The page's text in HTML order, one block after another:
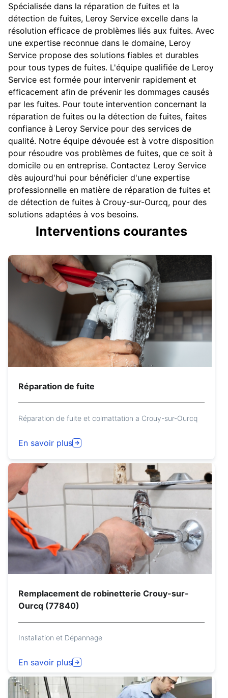
Spécialisée dans la réparation de fuites et la
détection de fuites, Leroy Service excelle dans la
résolution efficace de problèmes liés aux fuites. Avec
une expertise reconnue dans le domaine, Leroy
Service propose des solutions fiables et durables
pour tous types de fuites. L'équipe qualifiée de Leroy
Service est formée pour intervenir rapidement et
efficacement afin de prévenir les dommages causés
par les fuites. Pour toute intervention concernant la
réparation de fuites ou la détection de fuites, faites
confiance à Leroy Service pour des services de
qualité. Notre équipe dévouée est à votre disposition
pour résoudre vos problèmes de fuites, que ce soit à
domicile ou en entreprise. Contactez Leroy Service
dès aujourd'hui pour bénéficier d'une expertise
professionnelle en matière de réparation de fuites et
de détection de fuites à Crouy-sur-Ourcq, pour des
solutions adaptées à vos besoins.
Interventions courantes
Réparation de fuite
Réparation de fuite et colmattation a Crouy-sur-Ourcq
En savoir plus
Remplacement de robinetterie Crouy-sur-
Ourcq (77840)
Installation et Dépannage
En savoir plus